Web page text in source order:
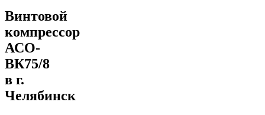
Винтовой
компрессор
АСО-
ВК75/8
в г.
Челябинск